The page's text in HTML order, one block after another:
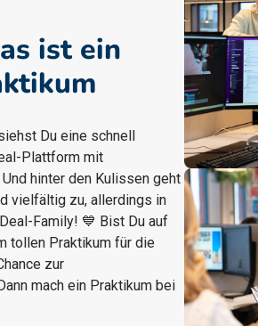
ist ein
Du eine schnell
Plattform mit
hinter den Kulissen geht
vielfältig zu, allerdings in
Family! 💙 Bist Du auf
tollen Praktikum für die
zur
mach ein Praktikum bei